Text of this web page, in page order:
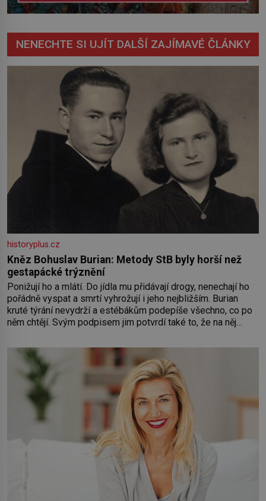
NENECHTE SI UJÍT DALŠÍ ZAJÍMAVÉ ČLÁNKY
historyplus.cz
Kněz Bohuslav Burian: Metody StB byly horší než
gestapácké trýznění
Ponižují ho a mlátí. Do jídla mu přidávají drogy, nenechají ho
pořádně vyspat a smrtí vyhrožují i jeho nejbližším. Burian
kruté týrání nevydrží a estébákům podepíše všechno, co po
něm chtějí. Svým podpisem jim potvrdí také to, že na něj
Syn brněnského řezníka chce být knězem a